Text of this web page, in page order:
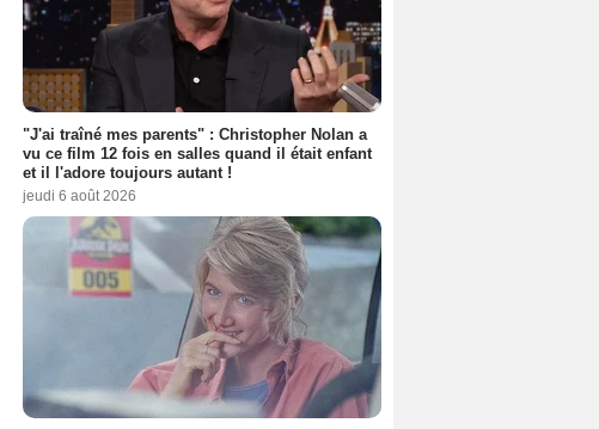
"J'ai traîné mes parents" : Christopher Nolan a
vu ce film 12 fois en salles quand il était enfant
et il l'adore toujours autant !
jeudi 6 août 2026